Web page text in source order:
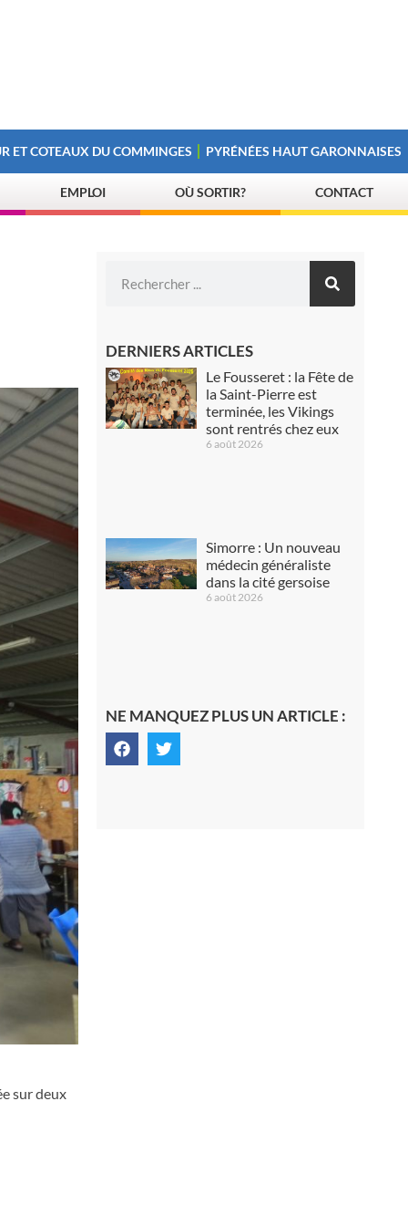
ET COTEAUX DU COMMINGES PYRÉNÉES HAUT GARONNAISES
EMPLOI OÙ SORTIR? CONTACT
sur deux
DERNIERS ARTICLES
Le Fousseret : la Fête de
la Saint-Pierre est
terminée, les Vikings
sont rentrés chez eux
6 août 2026
Simorre : Un nouveau
médecin généraliste
dans la cité gersoise
6 août 2026
NE MANQUEZ PLUS UN ARTICLE :